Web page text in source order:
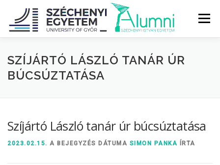
tartalomhoz
Menü
RÓLUNK ALUMNI KÖZÖSSÉG HÍREK MÉDIA
SZOLGÁLTATÁSOK ÉVFOLYAMOK
SZÍJÁRTÓ LÁSZLÓ TANÁR ÚR
BÚCSÚZTATÁSA
Szíjártó László tanár úr búcsúztatása
2023.02.15. A BEJEGYZÉS DÁTUMA SIMON PANKA ÍRTA